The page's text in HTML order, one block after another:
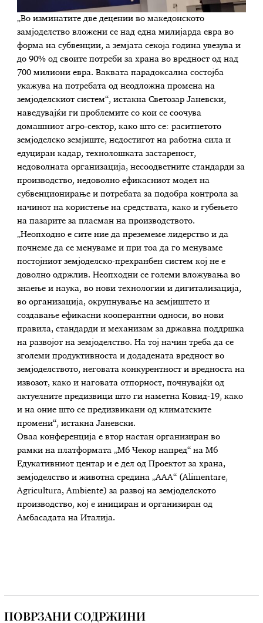
„Во изминатите две децении во македонското
замјоделство вложени се над една милијарда евра во
форма на субвенции, а земјата секоја година увезува и
до 90% од своите потреби за храна во вредност од над
700 милиони евра. Ваквата парадоксална состојба
укажува на потребата од неодложна промена на
земјоделскиот систем“, истакна Светозар Јаневски,
наведувајќи ги проблемите со кои се соочува
домашниот агро-сектор, како што се: раситнетото
земјоделско земјиште, недостигот на работна сила и
едуциран кадар, технолошката застареност,
недоволната организација, несоодветните стандарди за
производство, недоволно ефикасниот модел на
субвенционирање и потребата за подобра контрола за
начинот на користење на средствата, како и губењето
на пазарите за пласман на производството.
„Неопходно е сите ние да преземеме лидерство и да
почнеме да се менуваме и при тоа да го менуваме
постојниот земјоделско-прехранбен систем кој не е
доволно одржлив. Неопходни се големи вложувања во
знаење и наука, во нови технологии и дигитализација,
во организација, окрупнување на земјиштето и
создавање ефикасни кооперантни односи, во нови
правила, стандарди и механизам за државна поддршка
на развојот на земјоделство. На тој начин треба да се
зголеми продуктивноста и додадената вредност во
земјоделството, неговата конкурентност и вредноста на
извозот, како и наговата отпорност, почнувајќи од
актуелните предизвици што ги наметна Ковид-19, како
и на оние што се предизвикани од климатските
промени“, истакна Јаневски.
Оваа конференција е втор настан организиран во
рамки на платформата „М6 Чекор напред“ на М6
Едукативниот центар и e дел од Проектот за храна,
земјоделство и животна средина „ААА“ (Alimentare,
Agricultura, Ambiente) за развој на земјоделското
производство, кој е инициран и организиран од
Амбасадата на Италија.
ПОВРЗАНИ СОДРЖИНИ